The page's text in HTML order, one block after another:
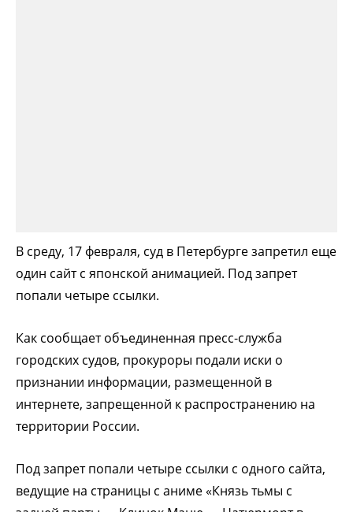
В среду, 17 февраля, суд в Петербурге запретил еще
один сайт с японской анимацией. Под запрет
попали четыре ссылки.
Как сообщает объединенная пресс-служба
городских судов, прокуроры подали иски о
признании информации, размещенной в
интернете, запрещенной к распространению на
территории России.
Под запрет попали четыре ссылки с одного сайта,
ведущие на страницы с аниме «Князь тьмы с